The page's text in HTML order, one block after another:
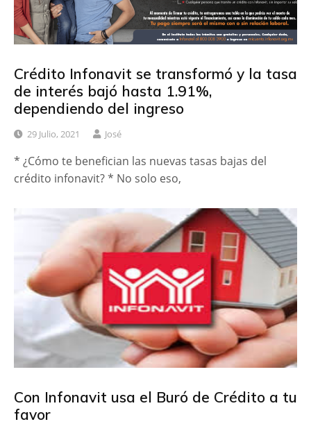
Crédito Infonavit se transformó y la tasa
de interés bajó hasta 1.91%,
dependiendo del ingreso
29 Julio, 2021 José
* ¿Cómo te benefician las nuevas tasas bajas del
crédito infonavit? * No solo eso,
Con Infonavit usa el Buró de Crédito a tu
favor